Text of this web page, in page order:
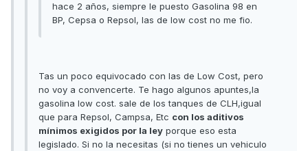
hace 2 años, siempre le puesto Gasolina 98 en
BP, Cepsa o Repsol, las de low cost no me fio.
Tas un poco equivocado con las de Low Cost, pero
no voy a convencerte. Te hago algunos apuntes,la
gasolina low cost. sale de los tanques de CLH,igual
que para Repsol, Campsa, Etc con los aditivos
mínimos exigidos por la ley porque eso esta
legislado. Si no la necesitas (si no tienes un vehiculo